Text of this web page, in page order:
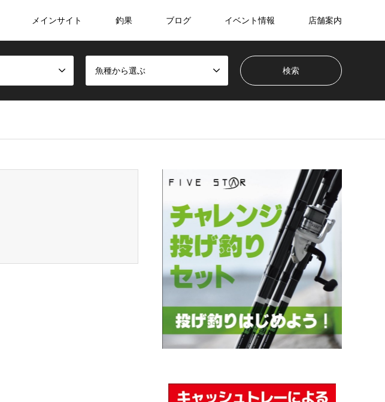
メインサイト 釣果 ブログ イベント情報 店舗案内
魚種から選ぶ